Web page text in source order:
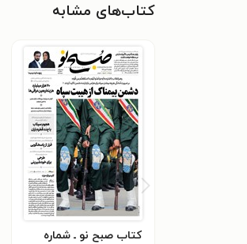
کتاب‌های مشابه
کتاب صبح نو ـ شماره